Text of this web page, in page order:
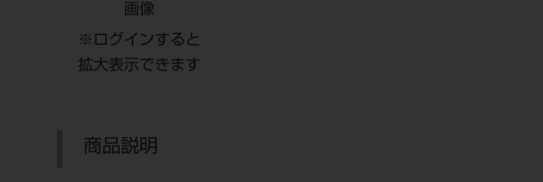
画像
※ログインすると
拡大表示できます
商品説明